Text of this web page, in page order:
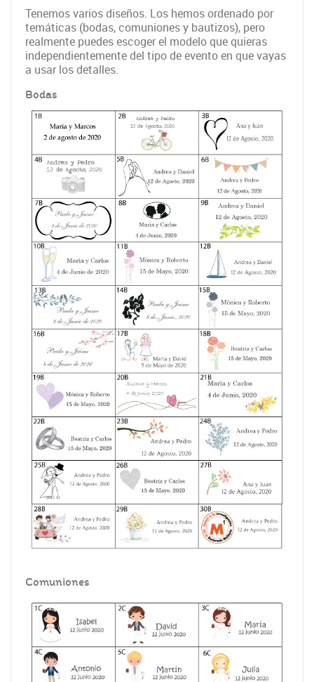
Tenemos varios diseños. Los hemos ordenado por
temáticas (bodas, comuniones y bautizos), pero
realmente puedes escoger el modelo que quieras
independientemente del tipo de evento en que vayas
a usar los detalles.
Bodas
Comuniones